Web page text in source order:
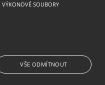
Creative Commons BY
materiálů.
VÝKONOVÉ SOUBORY
VŠE ODMÍTNOUT